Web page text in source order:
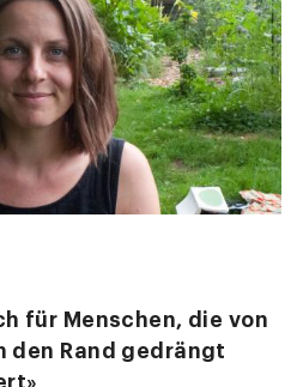
für Menschen, die von
den Rand gedrängt